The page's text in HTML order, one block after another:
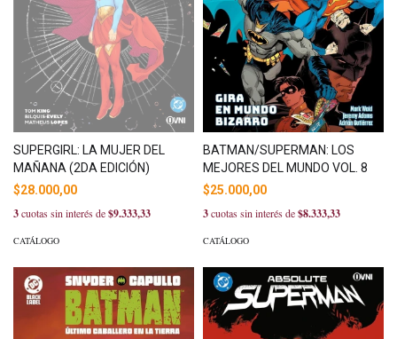
SUPERGIRL: LA MUJER DEL
MAÑANA (2DA EDICIÓN)
$28.000,00
3cuotas sin interés de$9.333,33
CATÁLOGO
BATMAN/SUPERMAN: LOS
MEJORES DEL MUNDO VOL. 8
$25.000,00
3cuotas sin interés de$8.333,33
CATÁLOGO